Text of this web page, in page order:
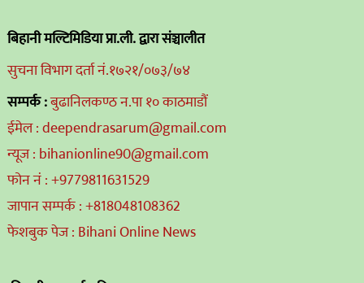
बिहानी मल्टिमिडिया प्रा.ली. द्वारा संञ्चालीत
सुचना विभाग दर्ता नं.१७२१/०७३/७४
सम्पर्क :बुढानिलकण्ठ न.पा १० काठमाडौं
ईमेल : deependrasarum@gmail.com
न्यूज : bihanionline90@gmail.com
फोन नं : +9779811631529
जापान सम्पर्क : +818048108362
फेशबुक पेज : Bihani Online News